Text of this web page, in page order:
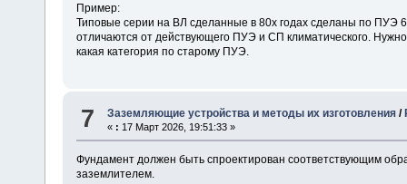
Пример:
Типовые серии на ВЛ сделанные в 80х годах сделаны по ПУЭ
отличаются от действующего ПУЭ и СП климатического.
какая категория по старому ПУЭ.
7 Заземляющие устройства и методы их изготовления /
« : 17 Март 2026, 19:51:33 »
Фундамент должен быть спроектирован соответствующим
заземлителем.